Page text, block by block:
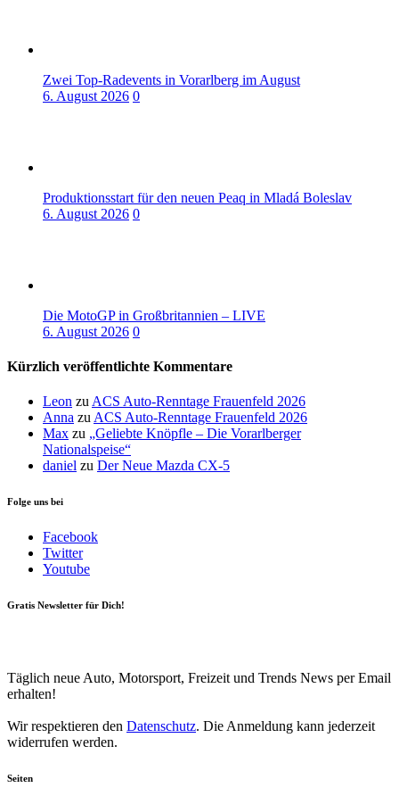
Zwei Top-Radevents in Vorarlberg im August
6. August 2026 0
Produktionsstart für den neuen Peaq in Mladá Boleslav
6. August 2026 0
Die MotoGP in Großbritannien – LIVE
6. August 2026 0
Kürzlich veröffentlichte Kommentare
Leon zuACS Auto-Renntage Frauenfeld 2026
Anna zuACS Auto-Renntage Frauenfeld 2026
Max zu „Geliebte Knöpfle – Die Vorarlberger
Nationalspeise“
daniel zu Der Neue Mazda CX-5
Folge uns bei
Facebook
Twitter
Youtube
Gratis Newsletter für Dich!
Täglich neue Auto, Motorsport, Freizeit und Trends News per Email
erhalten!
Wir respektieren den Datenschutz. Die Anmeldung kann jederzeit
widerrufen werden.
Seiten